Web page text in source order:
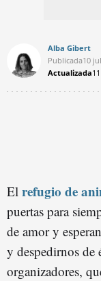
Alba Gibert
Publicada10
Actualizada
El refugio de
puertas para
de amor y
y despedirnos de
organizadores,